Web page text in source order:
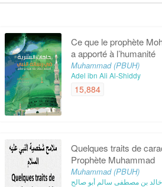
Ce que le prophète
a apporté à l’humanité
Muhammad (PBUH)
Adel ibn Ali Al-Shiddy
15,884
Quelques traits de
Prophète Muhammad
Muhammad (PBUH)
خالد بن مصطفى سالم أبو صالح